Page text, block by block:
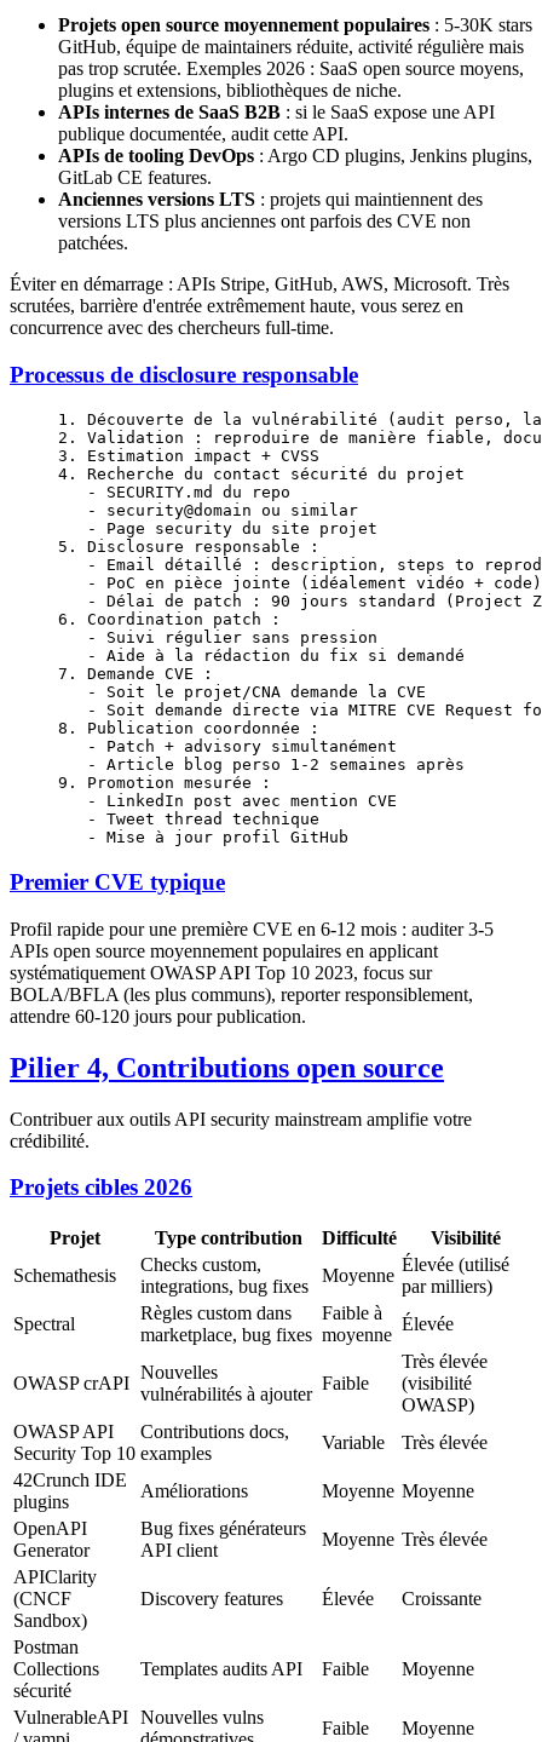
Projets open source moyennement populaires : 5-30K stars
GitHub, équipe de maintainers réduite, activité régulière mais
pas trop scrutée. Exemples 2026 : SaaS open source moyens,
plugins et extensions, bibliothèques de niche.
APIs internes de SaaS B2B : si le SaaS expose une API
publique documentée, audit cette API.
APIs de tooling DevOps : Argo CD plugins, Jenkins plugins,
GitLab CE features.
Anciennes versions LTS : projets qui maintiennent des
versions LTS plus anciennes ont parfois des CVE non
patchées.
Éviter en démarrage : APIs Stripe, GitHub, AWS, Microsoft. Très
scrutées, barrière d'entrée extrêmement haute, vous serez en
concurrence avec des chercheurs full-time.
Processus de disclosure responsable
1. Découverte de la vulnérabilité (audit perso,
2. Validation : reproduire de manière fiable,
3. Estimation impact + CVSS
4. Recherche du contact sécurité du projet
   - SECURITY.md du repo
   - security@domain ou similar
   - Page security du site projet
5. Disclosure responsable :
- Email détaillé : description, steps to
   - PoC en pièce jointe (idéalement vidéo + code)
- Délai de patch : 90 jours standard (Project
6. Coordination patch :
   - Suivi régulier sans pression
   - Aide à la rédaction du fix si demandé
7. Demande CVE :
   - Soit le projet/CNA demande la CVE
- Soit demande directe via MITRE CVE Request
8. Publication coordonnée :
   - Patch + advisory simultanément
   - Article blog perso 1-2 semaines après
9. Promotion mesurée :
   - LinkedIn post avec mention CVE
   - Tweet thread technique
   - Mise à jour profil GitHub
Premier CVE typique
Profil rapide pour une première CVE en 6-12 mois : auditer 3-5
APIs open source moyennement populaires en applicant
systématiquement OWASP API Top 10 2023, focus sur
BOLA/BFLA (les plus communs), reporter responsiblement,
attendre 60-120 jours pour publication.
Pilier 4, Contributions open source
Contribuer aux outils API security mainstream amplifie votre
crédibilité.
Projets cibles 2026
Projet Type contribution Difficulté
Visibilité
Schemathesis
Checks custom,
integrations, bug fixes
Moyenne
Élevée (utilisé
par milliers)
Spectral
Règles custom dans
marketplace, bug fixes
Faible à
moyenne
Élevée
OWASP crAPI
Nouvelles
vulnérabilités à ajouter
Faible
Très élevée
(visibilité
OWASP)
OWASP API
Security Top 10
Contributions docs,
examples
Variable
Très élevée
42Crunch IDE
plugins
Améliorations Moyenne Moyenne
OpenAPI
Generator
Bug fixes générateurs
API client
Moyenne Très élevée
APIClarity
(CNCF
Sandbox)
Discovery features Élevée Croissante
Postman
Collections
sécurité
Templates audits API Faible Moyenne
VulnerableAPI Nouvelles vulns
Faible Moyenne